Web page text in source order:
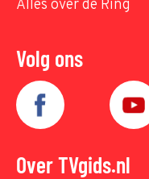
Alles over de Ring
Volg ons
Over TVgids.nl